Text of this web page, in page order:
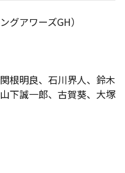
グアワーズGH）
根明良、石川界人、鈴木
下誠一郎、古賀葵、大塚